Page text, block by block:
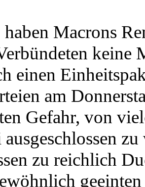
Macrons
keine
einen
am
Gefahr, von
zu reichlich